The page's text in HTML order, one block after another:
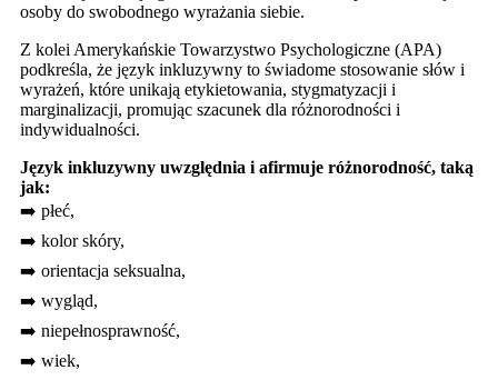
osoby do swobodnego wyrażania siebie.
Z kolei Amerykańskie Towarzystwo Psychologiczne (APA)
podkreśla, że język inkluzywny to świadome stosowanie słów i
wyrażeń, które unikają etykietowania, stygmatyzacji i
marginalizacji, promując szacunek dla różnorodności i
indywidualności.
Język inkluzywny uwzględnia i afirmuje różnorodność, taką
jak:
➡️ płeć,
➡️ kolor skóry,
➡️ orientacja seksualna,
➡️ wygląd,
➡️ niepełnosprawność,
➡️ wiek,